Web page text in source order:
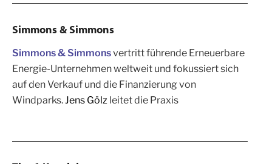
Simmons & Simmons
Simmons & Simmonsvertritt führende Erneuerbare
Energie-Unternehmen weltweit und fokussiert sich
auf den Verkauf und die Finanzierung von
Windparks.Jens Gölz leitet die Praxis